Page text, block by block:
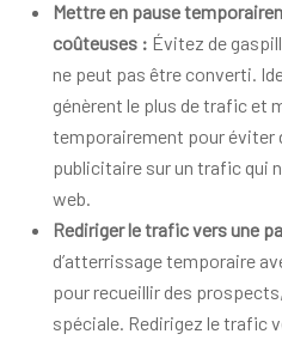
Mettre en pause
coûteuses : Évitez de
ne peut pas être converti.
génèrent le plus de trafic et
temporairement pour éviter
publicitaire sur un trafic qui
web.
Rediriger le trafic vers une
d’atterrissage temporaire
pour recueillir des
spéciale. Redirigez le trafic